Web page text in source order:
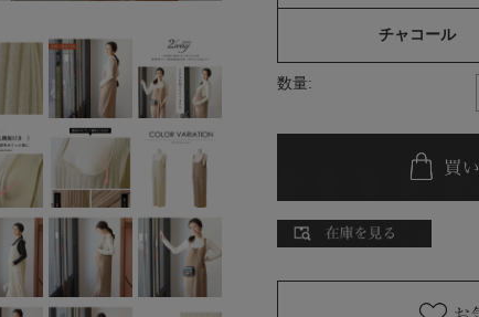
チャコール
数量: